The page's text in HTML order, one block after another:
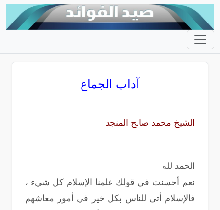
آداب الجماع
الشيخ محمد صالح المنجد
الحمد لله
نعم أحسنت في قولك علمنا الإسلام كل شيء ،
فالإسلام أتى للناس بكل خير في أمور معاشهم